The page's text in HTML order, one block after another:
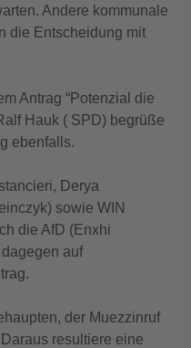
Andere kommunale
die Entscheidung mit
Antrag “Potenzial die
Hauk ( SPD) begrüße
ebenfalls.
Derya
sowie WIN
die AfD (Enxhi
auf
der Muezzinruf
resultiere eine